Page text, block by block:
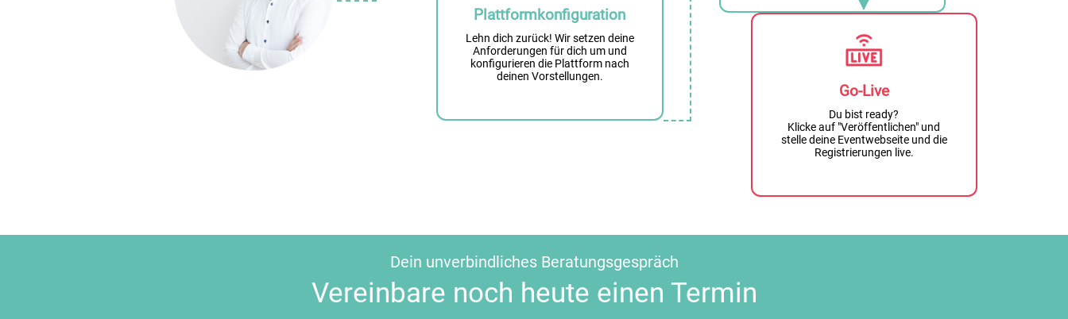
Plattformkonfiguration
Lehn dich zurück! Wir setzen deine
Anforderungen für dich um und
konfigurieren die Plattform nach
deinen Vorstellungen.
Go-Live
Du bist ready?
Klicke auf "Veröffentlichen" und
stelle deine Eventwebseite und die
Registrierungen live.
Dein unverbindliches Beratungsgespräch
Vereinbare noch heute einen Termin